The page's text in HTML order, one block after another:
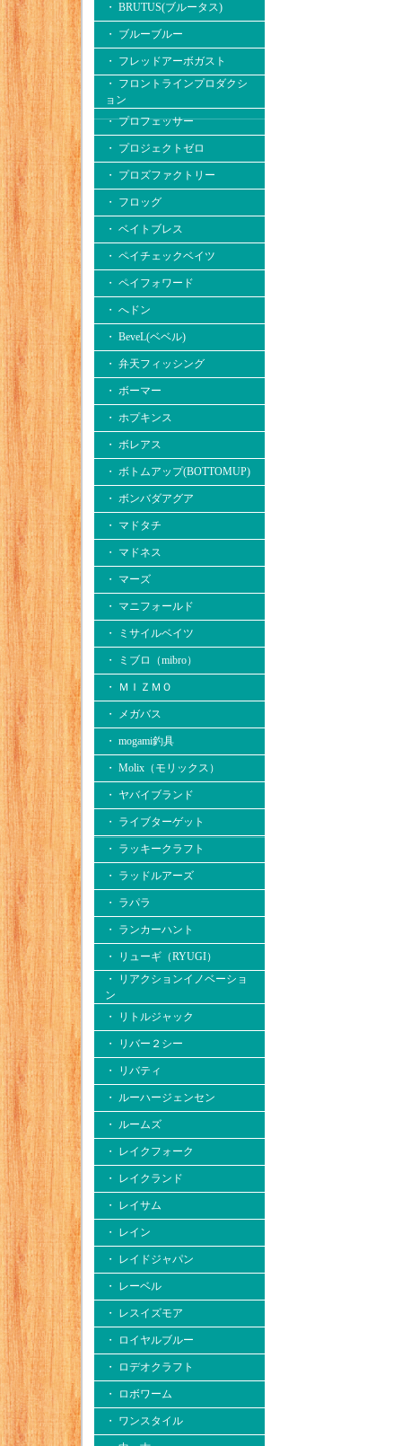
・ BRUTUS(ブルータス)
・ ブルーブルー
・ フレッドアーボガスト
・ フロントラインプロダクシ
ョン
・ プロフェッサー
・ プロジェクトゼロ
・ プロズファクトリー
・ フロッグ
・ ベイトブレス
・ ペイチェックベイツ
・ ペイフォワード
・ へドン
・ BeveL(ベベル)
・ 弁天フィッシング
・ ボーマー
・ ホプキンス
・ ボレアス
・ ボトムアップ(BOTTOMUP)
・ ボンバダアグア
・ マドタチ
・ マドネス
・ マーズ
・ マニフォールド
・ ミサイルベイツ
・ ミブロ（mibro）
・ ＭＩＺＭＯ
・ メガバス
・ mogami釣具
・ Molix（モリックス）
・ ヤバイブランド
・ ライブターゲット
・ ラッキークラフト
・ ラッドルアーズ
・ ラパラ
・ ランカーハント
・ リューギ（RYUGI）
・ リアクションイノベーショ
ン
・ リトルジャック
・ リバー２シー
・ リバティ
・ ルーハージェンセン
・ ルームズ
・ レイクフォーク
・ レイクランド
・ レイサム
・ レイン
・ レイドジャパン
・ レーベル
・ レスイズモア
・ ロイヤルブルー
・ ロデオクラフト
・ ロボワーム
・ ワンスタイル